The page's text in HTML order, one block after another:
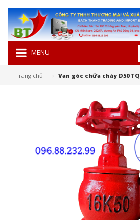
MENU
Trang chủ —› Van góc chữa cháy D50 TQ